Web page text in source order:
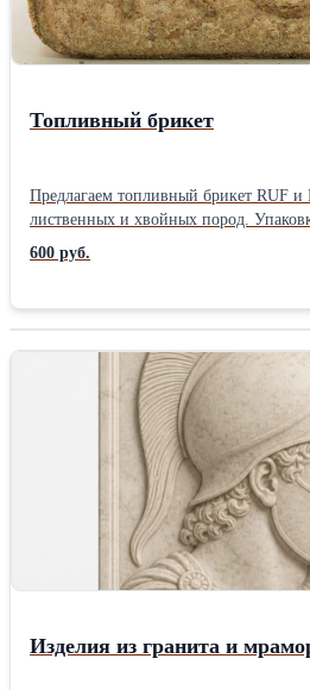
Топливный брикет
Предлагаем топливный брикет RUF
лиственных и хвойных пород.
кг/пакет, на паллете 96 пакетов.
Месячный объем 300-400 т.
600 руб.
Изделия из гранита и